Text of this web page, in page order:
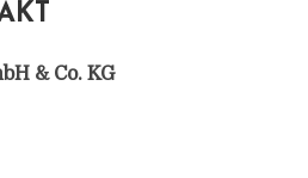
& Co. KG